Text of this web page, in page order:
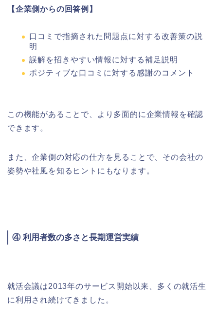
【企業側からの回答例】
口コミで指摘された問題点に対する改善策の説
明
誤解を招きやすい情報に対する補足説明
ポジティブな口コミに対する感謝のコメント
この機能があることで、より多面的に企業情報を確認
できます。
また、企業側の対応の仕方を見ることで、その会社の
姿勢や社風を知るヒントにもなります。
④ 利用者数の多さと長期運営実績
就活会議は2013年のサービス開始以来、多くの就活生
に利用され続けてきました。